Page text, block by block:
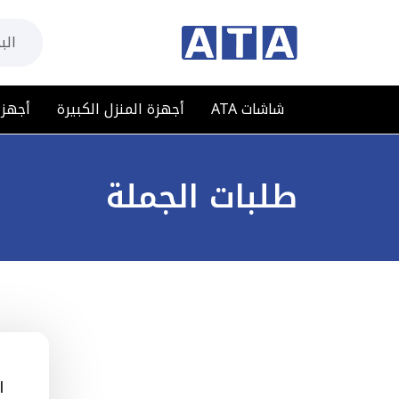
شاشات ATA أجهزة المنزل الكبيرة
طلبات الجملة